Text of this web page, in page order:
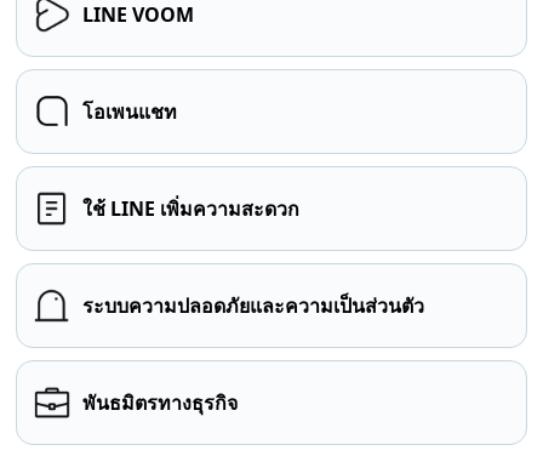
LINE VOOM
โอเพนแชท
ใช้ LINE เพิ่มความสะดวก
ระบบความปลอดภัยและความเป็นส่วนตัว
พันธมิตรทางธุรกิจ